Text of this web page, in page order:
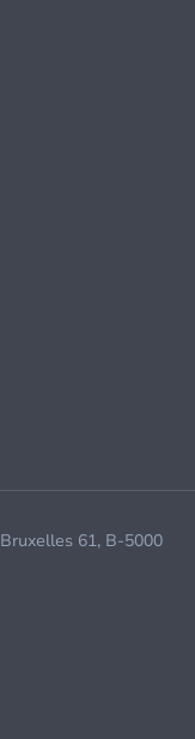
61, B-5000